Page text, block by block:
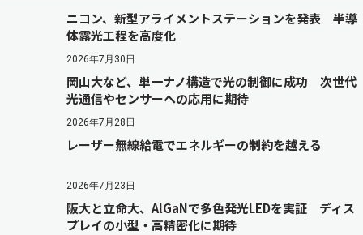
ニコン、新型アライメントステーションを発表 半導
体露光工程を高度化
2026年7月30日
岡山大など、単一ナノ構造で光の制御に成功 次世代
光通信やセンサーへの応用に期待
2026年7月28日
レーザー無線給電でエネルギーの制約を越える
2026年7月23日
阪大と立命大、AlGaNで多色発光LEDを実証 ディス
プレイの小型・高精密化に期待